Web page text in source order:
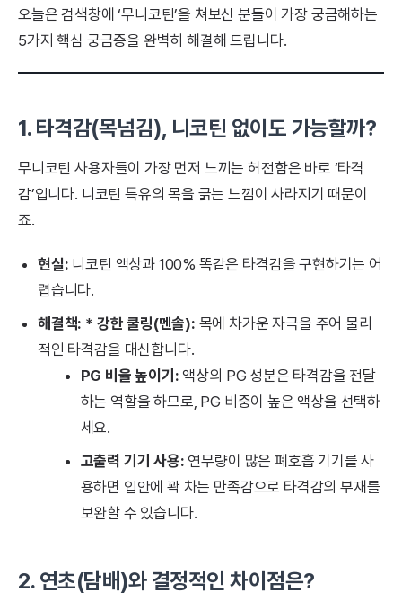
오늘은 검색창에 ‘무니코틴’을 쳐보신 분들이 가장 궁금해하는
5가지 핵심 궁금증을 완벽히 해결해 드립니다.
1. 타격감(목넘김), 니코틴 없이도 가능할까?
무니코틴 사용자들이 가장 먼저 느끼는 허전함은 바로 ‘타격
감’입니다. 니코틴 특유의 목을 긁는 느낌이 사라지기 때문이
죠.
현실: 니코틴 액상과 100% 똑같은 타격감을 구현하기는 어
렵습니다.
해결책: * 강한 쿨링(멘솔): 목에 차가운 자극을 주어 물리
적인 타격감을 대신합니다.
PG 비율 높이기: 액상의 PG 성분은 타격감을 전달
하는 역할을 하므로, PG 비중이 높은 액상을 선택하
세요.
고출력 기기 사용: 연무량이 많은 폐호흡 기기를 사
용하면 입안에 꽉 차는 만족감으로 타격감의 부재를
보완할 수 있습니다.
2. 연초(담배)와 결정적인 차이점은?